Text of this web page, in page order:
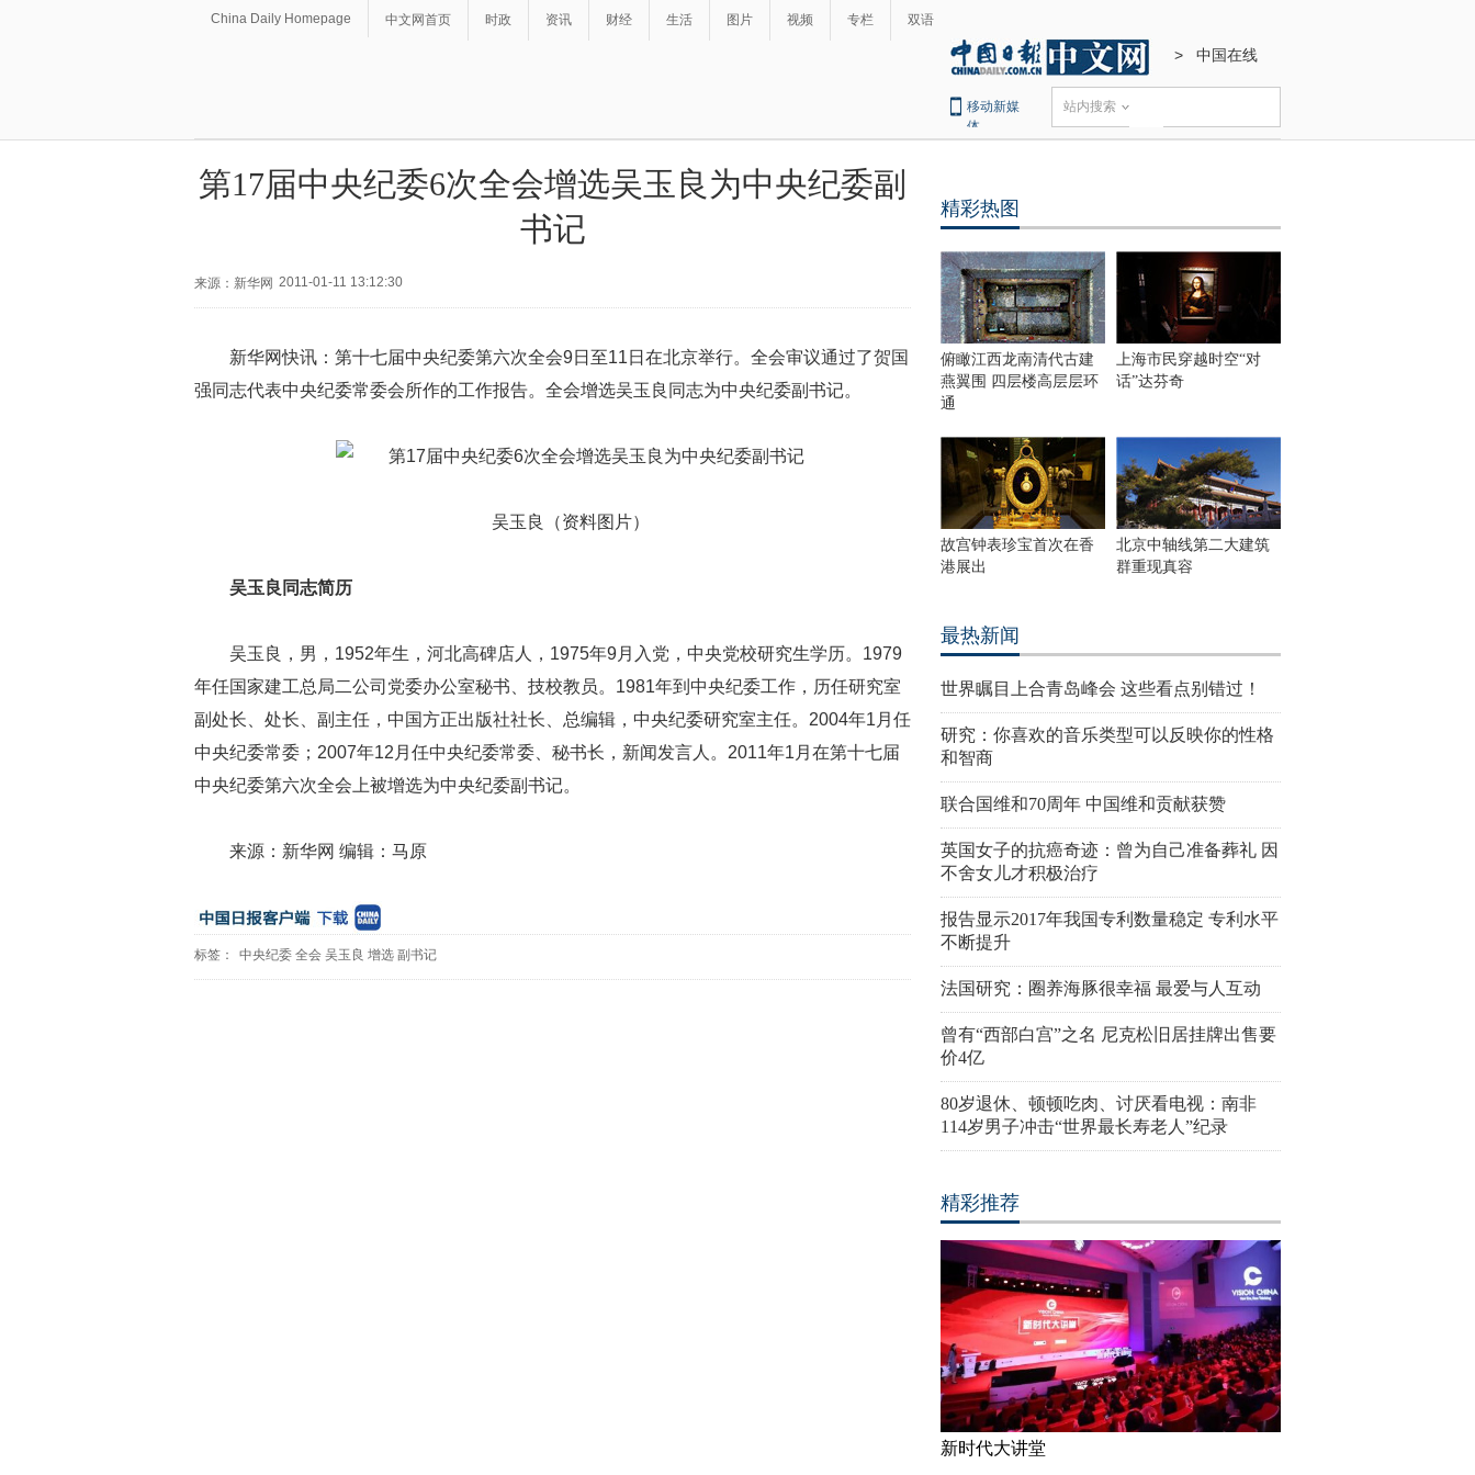
China Daily Homepage 中文网首页 时政 资讯 财经 生活 图片 视频 专栏 双语
> 中国在线
移动新媒
体
站内搜索
第17届中央纪委6次全会增选吴玉良为中央纪委副
书记
来源：新华网 2011-01-11 13:12:30
新华网快讯：第十七届中央纪委第六次全会9日至11日在北京举行。全会审议通过了贺国
强同志代表中央纪委常委会所作的工作报告。全会增选吴玉良同志为中央纪委副书记。
吴玉良（资料图片）
吴玉良同志简历
吴玉良，男，1952年生，河北高碑店人，1975年9月入党，中央党校研究生学历。1979
年任国家建工总局二公司党委办公室秘书、技校教员。1981年到中央纪委工作，历任研究室
副处长、处长、副主任，中国方正出版社社长、总编辑，中央纪委研究室主任。2004年1月任
中央纪委常委；2007年12月任中央纪委常委、秘书长，新闻发言人。2011年1月在第十七届
中央纪委第六次全会上被增选为中央纪委副书记。
来源：新华网 编辑：马原
标签： 中央纪委 全会 吴玉良 增选 副书记
精彩热图
俯瞰江西龙南清代古建
燕翼围 四层楼高层层环
通
上海市民穿越时空“对
话”达芬奇
故宫钟表珍宝首次在香
港展出
北京中轴线第二大建筑
群重现真容
最热新闻
世界瞩目上合青岛峰会 这些看点别错过！
研究：你喜欢的音乐类型可以反映你的性格
和智商
联合国维和70周年 中国维和贡献获赞
英国女子的抗癌奇迹：曾为自己准备葬礼 因
不舍女儿才积极治疗
报告显示2017年我国专利数量稳定 专利水平
不断提升
法国研究：圈养海豚很幸福 最爱与人互动
曾有“西部白宫”之名 尼克松旧居挂牌出售要
价4亿
80岁退休、顿顿吃肉、讨厌看电视：南非
114岁男子冲击“世界最长寿老人”纪录
精彩推荐
新时代大讲堂